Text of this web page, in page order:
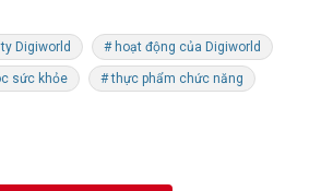
Digiworld # hoạt động của Digiworld
sức khỏe # thực phẩm chức năng